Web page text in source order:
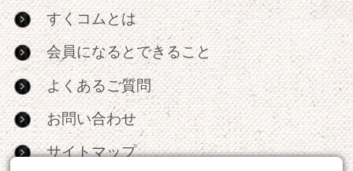
すくコムとは
会員になるとできること
よくあるご質問
お問い合わせ
サイトマップ